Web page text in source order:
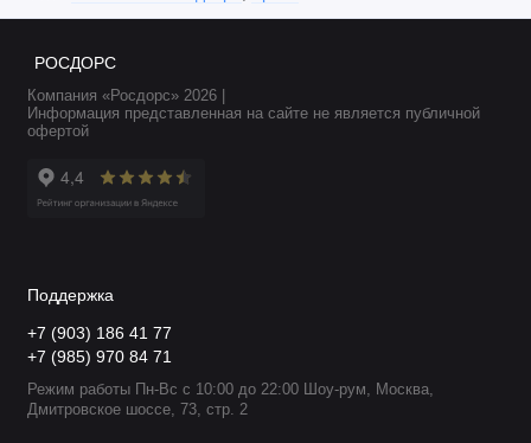
РОСДОРС
Компания «Росдорс» 2026 |
Информация представленная на сайте не является публичной
офертой
Поддержка
+7 (903) 186 41 77
+7 (985) 970 84 71
Режим работы Пн-Вс с 10:00 до 22:00 Шоу-рум, Москва,
Дмитровское шоссе, 73, стр. 2